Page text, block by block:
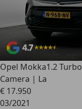
Opel Mokka1.2
Camera | La
€ 17.950
03/2021